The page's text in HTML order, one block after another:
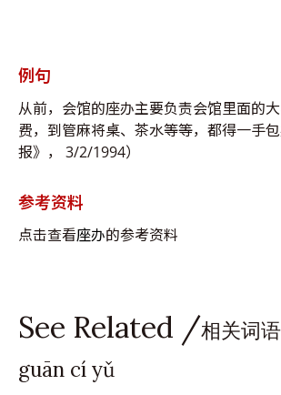
例句
从前，会馆的座办主要负责会馆里面的
费，到管麻将桌、茶水等等，都得一手
报》， 3/2/1994）
参考资料
点击查看座办的参考资料
See Related /相关词
guān cí yǔ